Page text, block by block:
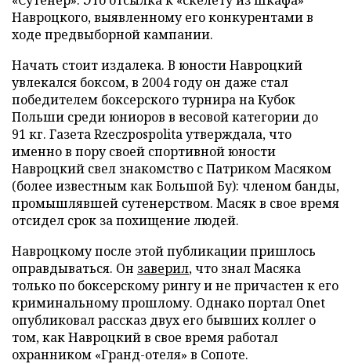
Навроцкого, выявленному его конкурентами в
ходе предвыборной кампании.
Начать стоит издалека. В юности Навроцкий
увлекался боксом, в 2004 году он даже стал
победителем боксерского турнира на Кубок
Польши среди юниоров в весовой категории до
91 кг. Газета Rzeczpospolita утверждала, что
именно в пору своей спортивной юности
Навроцкий свел знакомство с Патриком Масяком
(более известным как Большой Бу): членом банды,
промышлявшей сутенерством. Масяк в свое время
отсидел срок за похищение людей.
Навроцкому после этой публикации пришлось
оправдываться. Он заверил, что знал Масяка
только по боксерскому рингу и не причастен к его
криминальному прошлому. Однако портал Onet
опубликовал рассказ двух его бывших коллег о
том, как Навроцкий в свое время работал
охранником «Гранд-отеля» в Сопоте.